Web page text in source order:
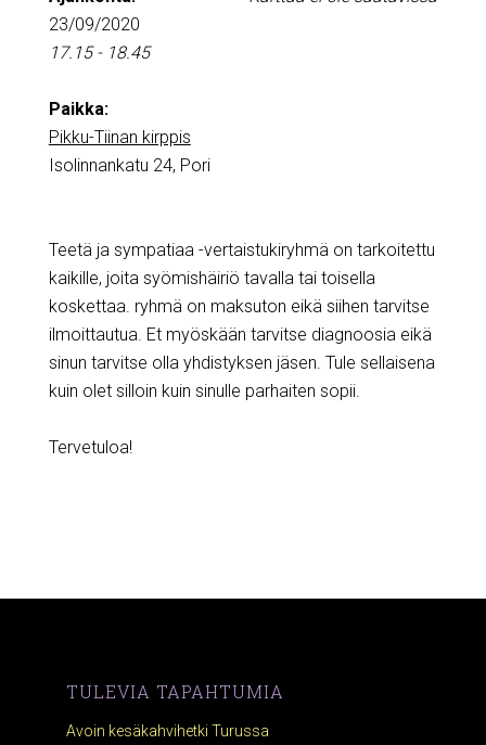
23/09/2020
17.15 - 18.45
Paikka:
Pikku-Tiinan kirppis
Isolinnankatu 24, Pori
Teetä ja sympatiaa -vertaistukiryhmä on tarkoitettu
kaikille, joita syömishäiriö tavalla tai toisella
koskettaa. ryhmä on maksuton eikä siihen tarvitse
ilmoittautua. Et myöskään tarvitse diagnoosia eikä
sinun tarvitse olla yhdistyksen jäsen. Tule sellaisena
kuin olet silloin kuin sinulle parhaiten sopii.
Tervetuloa!
TULEVIA TAPAHTUMIA
Avoin kesäkahvihetki Turussa